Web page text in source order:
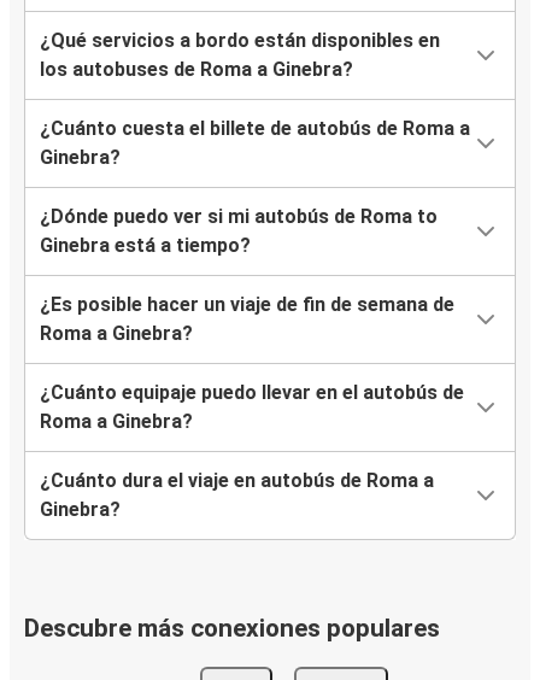
¿Qué servicios a bordo están disponibles en
los autobuses de Roma a Ginebra?
¿Cuánto cuesta el billete de autobús de Roma a
Ginebra?
¿Dónde puedo ver si mi autobús de Roma to
Ginebra está a tiempo?
¿Es posible hacer un viaje de fin de semana de
Roma a Ginebra?
¿Cuánto equipaje puedo llevar en el autobús de
Roma a Ginebra?
¿Cuánto dura el viaje en autobús de Roma a
Ginebra?
Descubre más conexiones populares